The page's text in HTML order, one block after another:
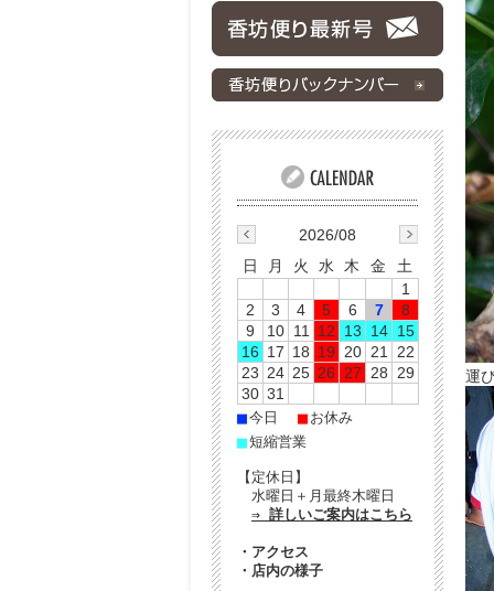
運
2026/08
日
月 火 水 木 金
土
1
2
3 4 5 6 7
8
9
10 11 12 13 14 15
16 17 18 19 20 21
22
23 24 25 26 27 28
29
30 31
■今日 ■ お休み
■短縮営業
【定休日】
水曜日＋月最終木曜日
⇒ 詳しいご案内はこちら
・ アクセス
・ 店内の様子